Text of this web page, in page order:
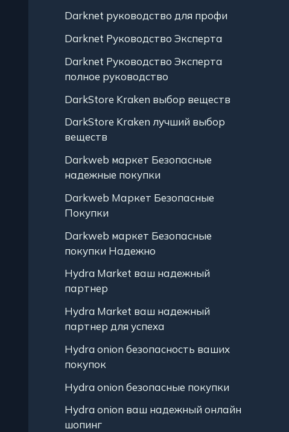
Darknet руководство для профи
Darknet Руководство Эксперта
Darknet Руководство Эксперта
полное руководство
DarkStore Kraken выбор веществ
DarkStore Kraken лучший выбор
веществ
Darkweb маркет Безопасные
надежные покупки
Darkweb Маркет Безопасные
Покупки
Darkweb маркет Безопасные
покупки Надежно
Hydra Market ваш надежный
партнер
Hydra Market ваш надежный
партнер для успеха
Hydra onion безопасность ваших
покупок
Hydra onion безопасные покупки
Hydra onion ваш надежный онлайн
шопинг